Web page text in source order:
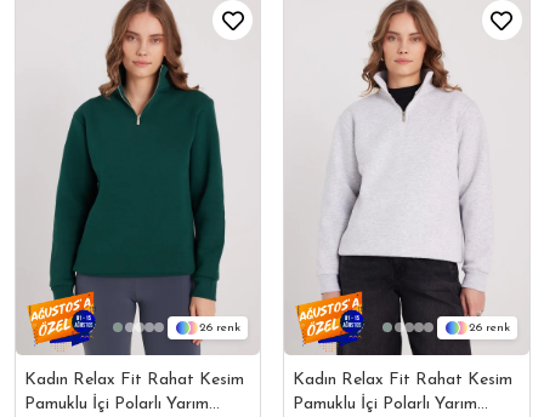
26
Kadın Relax Fit Rahat Kesim
Pamuklu İçi Polarlı Yarım
26
Kadın Relax Fit Rahat Kesim
Pamuklu İçi Polarlı Yarım